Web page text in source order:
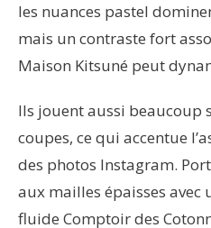
les nuances pastel
mais un contraste fort
Maison Kitsuné peut
Ils jouent aussi beaucoup
coupes, ce qui accentue
des photos Instagram.
aux mailles épaisses avec
fluide Comptoir des